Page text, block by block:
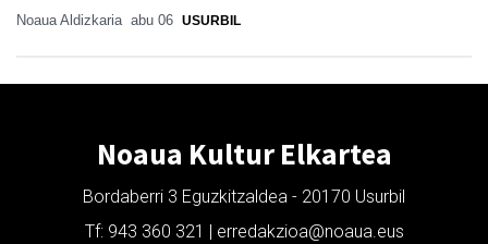
Noaua Aldizkaria abu 06 USURBIL
Noaua Kultur Elkartea
Bordaberri 3 Eguzkitzaldea - 20170 Usurbil
Tf: 943 360 321 | erredakzioa@noaua.eus